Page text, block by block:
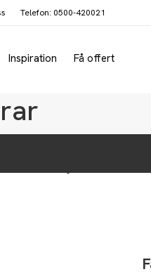
Inspiration Få offert
Telefon: 0500-420021